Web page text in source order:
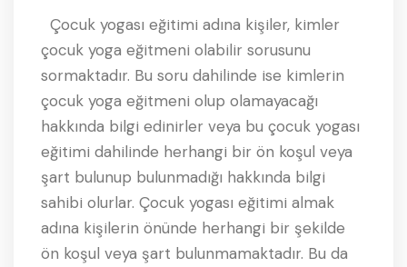
Çocuk yogası eğitimi adına kişiler, kimler
çocuk yoga eğitmeni olabilir sorusunu
sormaktadır. Bu soru dahilinde ise kimlerin
çocuk yoga eğitmeni olup olamayacağı
hakkında bilgi edinirler veya bu çocuk yogası
eğitimi dahilinde herhangi bir ön koşul veya
şart bulunup bulunmadığı hakkında bilgi
sahibi olurlar. Çocuk yogası eğitimi almak
adına kişilerin önünde herhangi bir şekilde
ön koşul veya şart bulunmamaktadır. Bu da